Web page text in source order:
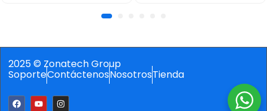
2025 © Zonatech Group
SoporteContáctenosNosotrosTienda